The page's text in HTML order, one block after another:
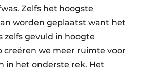
Zelfs het hoogste
worden geplaatst want het
zelfs gevuld in hoogte
creëren we meer ruimte voor
in het onderste rek. Het